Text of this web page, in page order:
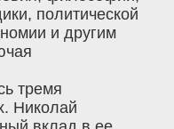
политической
и другим
тремя
Николай